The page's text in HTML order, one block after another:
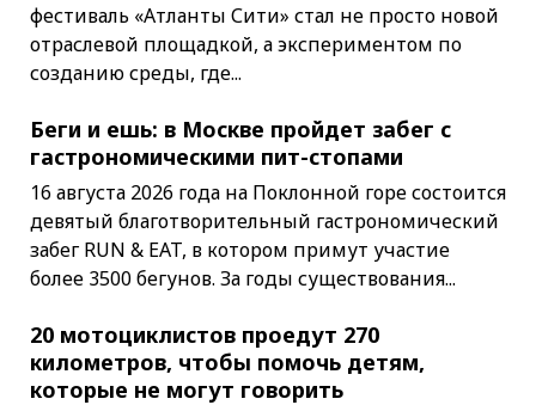
фестиваль «Атланты Сити» стал не просто новой
отраслевой площадкой, а экспериментом по
созданию среды, где...
Беги и ешь: в Москве пройдет забег с
гастрономическими пит-стопами
16 августа 2026 года на Поклонной горе состоится
девятый благотворительный гастрономический
забег RUN & EAT, в котором примут участие
более 3500 бегунов. За годы существования...
20 мотоциклистов проедут 270
километров, чтобы помочь детям,
которые не могут говорить